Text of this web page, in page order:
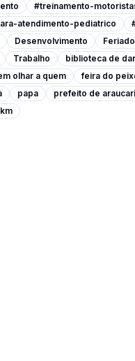
#treinamento-
atendimento-pediatrico
Desenvolvimento Feriado
Trabalho
biblioteca de
olhar a quem
feira do
papa
prefeito de